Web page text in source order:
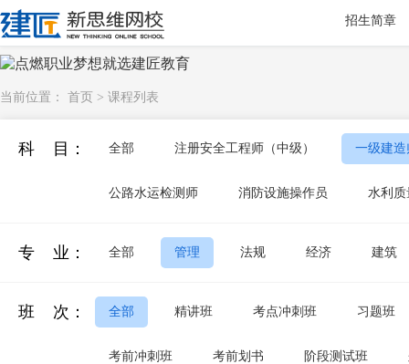
招生简章
当前位置： 首页 > 课程列表
科 目： 全部 注册安全工程师（中级） 一级建造
公路水运检测师 消防设施操作员 水利
专 业： 全部 管理 法规 经济 建筑
班 次： 全部 精讲班 考点冲刺班 习题班
考前冲刺班 考前划书 阶段测试班